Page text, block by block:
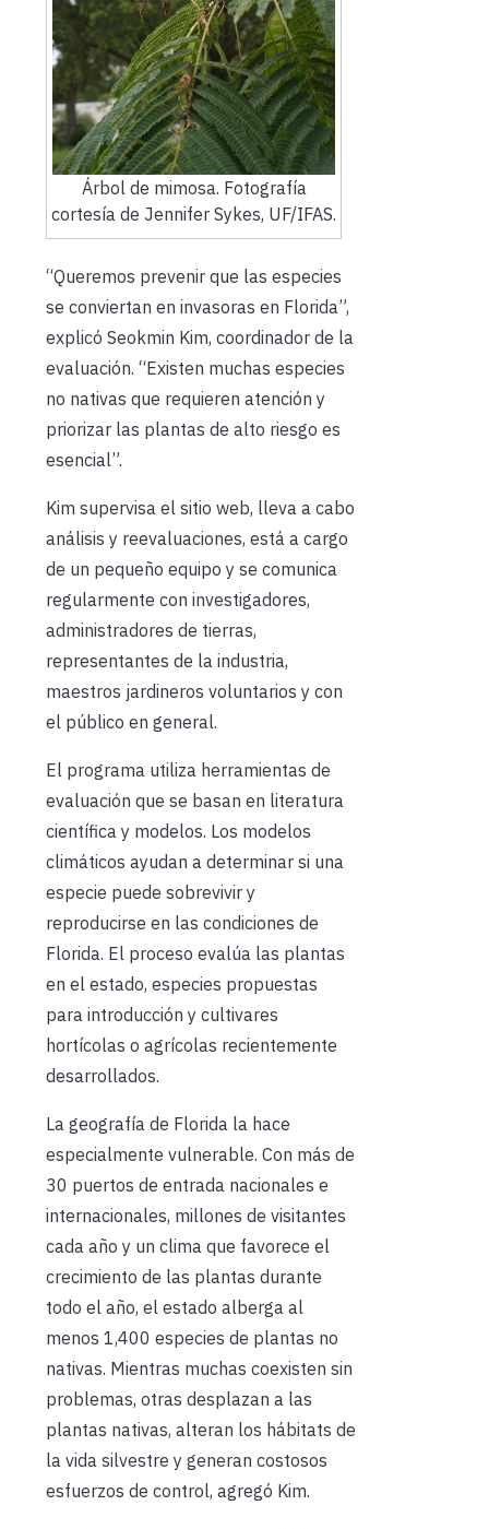
Árbol de mimosa. Fotografía
cortesía de Jennifer Sykes, UF/IFAS.
“Queremos prevenir que las especies
se conviertan en invasoras en Florida”,
explicó Seokmin Kim, coordinador de la
evaluación. “Existen muchas especies
no nativas que requieren atención y
priorizar las plantas de alto riesgo es
esencial”.
Kim supervisa el sitio web, lleva a cabo
análisis y reevaluaciones, está a cargo
de un pequeño equipo y se comunica
regularmente con investigadores,
administradores de tierras,
representantes de la industria,
maestros jardineros voluntarios y con
el público en general.
El programa utiliza herramientas de
evaluación que se basan en literatura
científica y modelos. Los modelos
climáticos ayudan a determinar si una
especie puede sobrevivir y
reproducirse en las condiciones de
Florida. El proceso evalúa las plantas
en el estado, especies propuestas
para introducción y cultivares
hortícolas o agrícolas recientemente
desarrollados.
La geografía de Florida la hace
especialmente vulnerable. Con más de
30 puertos de entrada nacionales e
internacionales, millones de visitantes
cada año y un clima que favorece el
crecimiento de las plantas durante
todo el año, el estado alberga al
menos 1,400 especies de plantas no
nativas. Mientras muchas coexisten sin
problemas, otras desplazan a las
plantas nativas, alteran los hábitats de
la vida silvestre y generan costosos
esfuerzos de control, agregó Kim.